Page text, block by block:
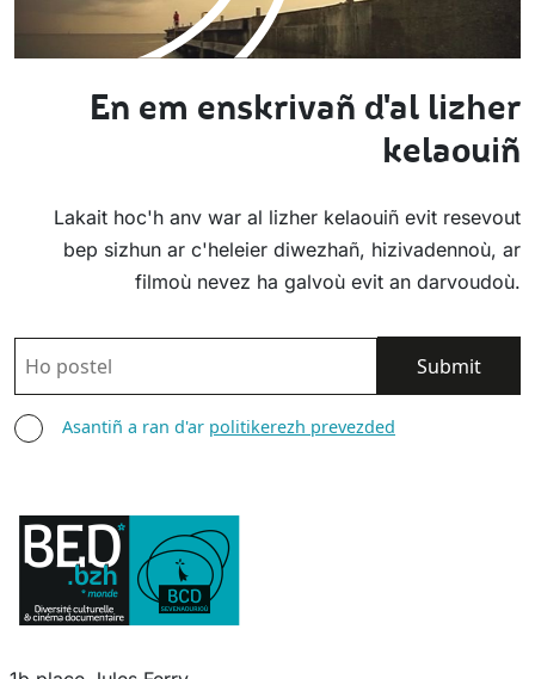
En em enskrivañ d'al lizher
kelaouiñ
Lakait hoc'h anv war al lizher kelaouiñ evit resevout
bep sizhun ar c'heleier diwezhañ, hizivadennoù, ar
filmoù nevez ha galvoù evit an darvoudoù.
POSTEL
ASANTIÑAsantiñ a ran d'ar politikerezh prevezded